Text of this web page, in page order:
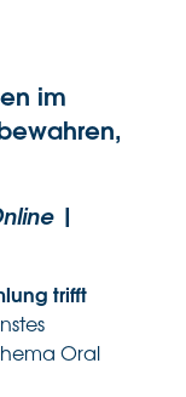
im
|
trifft
Oral